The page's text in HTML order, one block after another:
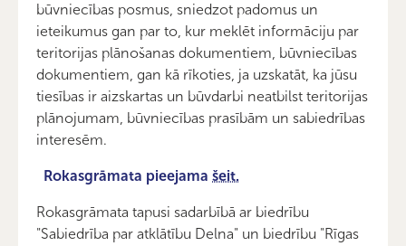
būvniecības posmus, sniedzot padomus un
ieteikumus gan par to, kur meklēt informāciju par
teritorijas plānošanas dokumentiem, būvniecības
dokumentiem, gan kā rīkoties, ja uzskatāt, ka jūsu
tiesības ir aizskartas un būvdarbi neatbilst teritorijas
plānojumam, būvniecības prasībām un sabiedrības
interesēm.
Rokasgrāmata pieejama šeit.
Rokasgrāmata tapusi sadarbībā ar biedrību
"Sabiedrība par atklātību Delna" un biedrību "Rīgas